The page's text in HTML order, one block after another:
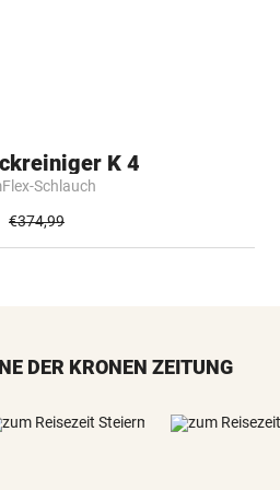
K 4
Schlauch
€374,99
DER KRONEN ZEITUNG